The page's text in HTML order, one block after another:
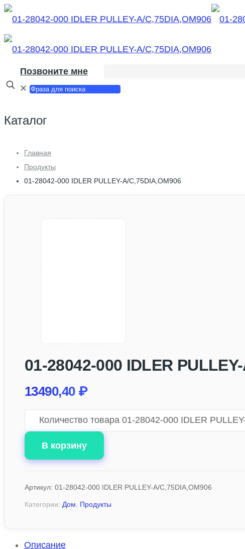
Позвоните мне
✕
Каталог
Главная
Продукты
01-28042-000 IDLER PULLEY-A/C,75DIA,OM906
01-28042-000 IDLER
13490,40 ₽
Количество товара 01-28042-000 IDLER
В корзину
Артикул: 01-28042-000 IDLER PULLEY-A/C,75DIA,OM906
Категории: Дом, Продукты
Описание